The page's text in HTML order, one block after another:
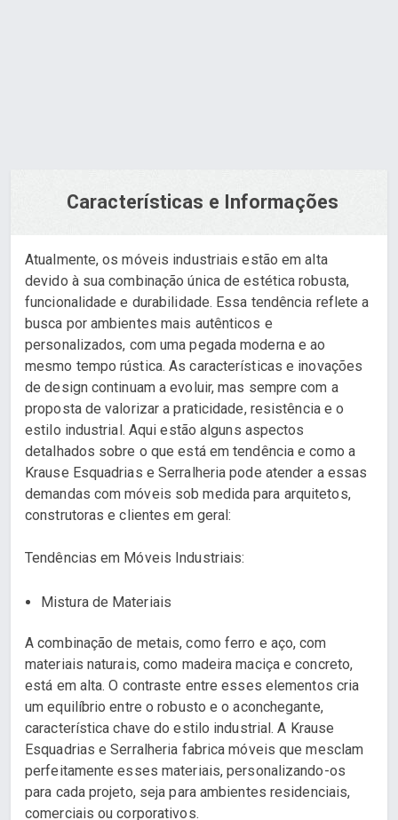
Características e Informações
Atualmente, os móveis industriais estão em alta
devido à sua combinação única de estética robusta,
funcionalidade e durabilidade. Essa tendência reflete a
busca por ambientes mais autênticos e
personalizados, com uma pegada moderna e ao
mesmo tempo rústica. As características e inovações
de design continuam a evoluir, mas sempre com a
proposta de valorizar a praticidade, resistência e o
estilo industrial. Aqui estão alguns aspectos
detalhados sobre o que está em tendência e como a
Krause Esquadrias e Serralheria pode atender a essas
demandas com móveis sob medida para arquitetos,
construtoras e clientes em geral:
Tendências em Móveis Industriais:
Mistura de Materiais
A combinação de metais, como ferro e aço, com
materiais naturais, como madeira maciça e concreto,
está em alta. O contraste entre esses elementos cria
um equilíbrio entre o robusto e o aconchegante,
característica chave do estilo industrial. A Krause
Esquadrias e Serralheria fabrica móveis que mesclam
perfeitamente esses materiais, personalizando-os
para cada projeto, seja para ambientes residenciais,
comerciais ou corporativos.